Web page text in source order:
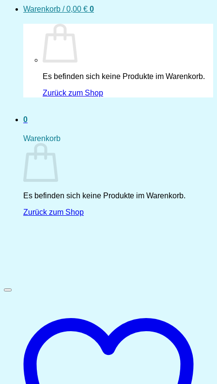
Warenkorb /0,00 € 0
Es befinden sich keine Produkte im Warenkorb.
Zurück zum Shop
0
Warenkorb
Es befinden sich keine Produkte im Warenkorb.
Zurück zum Shop